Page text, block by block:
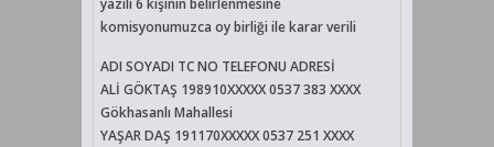
yazılı 6 kişinin belirlenmesine
komisyonumuzca oy birliği ile karar verili
ADI SOYADI TC NO TELEFONU ADRESİ
ALİ GÖKTAŞ 198910XXXXX 0537 383 XXXX
Gökhasanlı Mahallesi
YAŞAR DAŞ 191170XXXXX 0537 251 XXXX